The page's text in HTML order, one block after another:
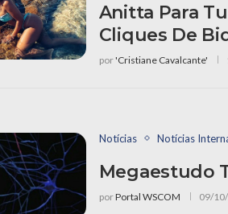
Anitta Para
Cliques De
por'Cristiane Cavalcante'
Notícias Notícias
Megaestudo
porPortal WSCOM 09/